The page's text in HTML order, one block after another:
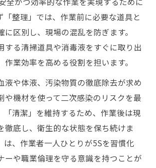
「整理」では、作業前に必要な道具と
に区別し、現場の混乱を防ぎます。
する清掃道具や消毒液をすぐに取り出
業効率を高める役割を担います。
液や体液、汚染物質の徹底除去が求め
や機材を使って二次感染のリスクを最
「清潔」を維持するため、作業後は現
徹底し、衛生的な状態を保ち続けま
は、作業者一人ひとりが5Sを習慣化
ーや職業倫理を守る意識を持つことが